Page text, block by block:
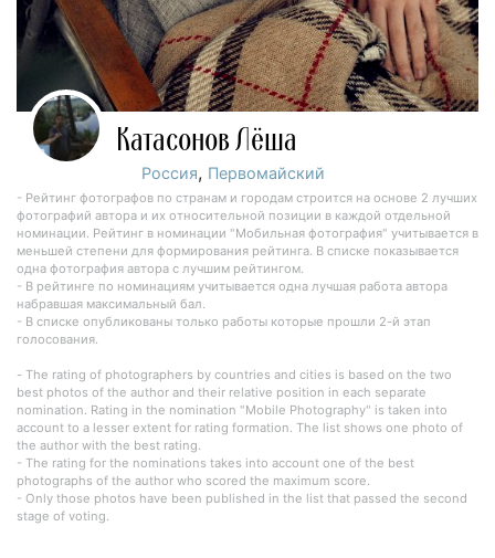
Катасонов Лёша
Россия, Первомайский
- Рейтинг фотографов по странам и городам строится на основе 2 лучших
фотографий автора и их относительной позиции в каждой отдельной
номинации. Рейтинг в номинации "Мобильная фотография" учитывается в
меньшей степени для формирования рейтинга. В списке показывается
одна фотография автора с лучшим рейтингом.
- В рейтинге по номинациям учитывается одна лучшая работа автора
набравшая максимальный бал.
- В списке опубликованы только работы которые прошли 2-й этап
голосования.
- The rating of photographers by countries and cities is based on the two
best photos of the author and their relative position in each separate
nomination. Rating in the nomination "Mobile Photography" is taken into
account to a lesser extent for rating formation. The list shows one photo of
the author with the best rating.
- The rating for the nominations takes into account one of the best
photographs of the author who scored the maximum score.
- Only those photos have been published in the list that passed the second
stage of voting.